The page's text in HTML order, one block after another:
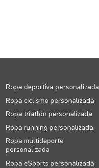
Ropa deportiva personalizada
Ropa ciclismo personalizada
Ropa triatlón personalizada
Ropa running personalizada
Ropa multideporte
personalizada
Ropa eSports personalizada